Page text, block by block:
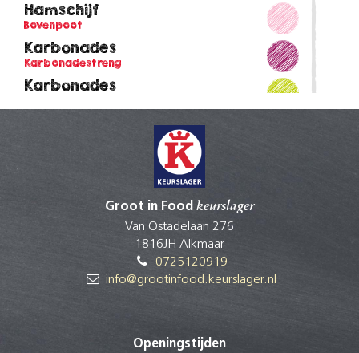
Hamschijf
Bovenpoot
Karbonades
Karbonadestreng
Karbonades
Schnitzel
Groot in Food keurslager
Van Ostadelaan 276
1816JH Alkmaar
0725120919
info@grootinfood.keurslager.nl
Openingstijden